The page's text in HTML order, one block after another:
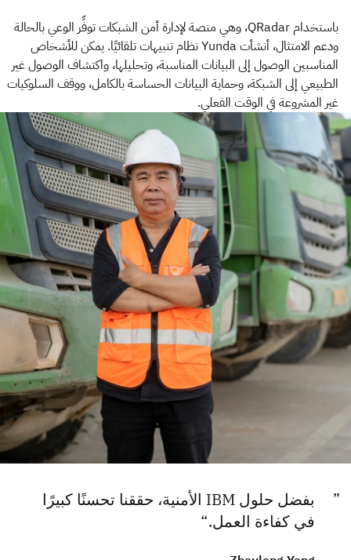
باستخدام QRadar، وهي منصة لإدارة أمن الشبكات توفِّر الوعي بالحالة
ودعم الامتثال، أنشأت Yunda نظام تنبيهات تلقائيًا. يمكن للأشخاص
المناسبين الوصول إلى البيانات المناسبة، وتحليلها، واكتشاف الوصول غير
الطبيعي إلى الشبكة، وحماية البيانات الحساسة بالكامل، ووقف السلوكيات
غير المشروعة في الوقت الفعلي.
بفضل حلول IBM الأمنية، حققنا تحسنًا كبيرًا
في كفاءة العمل.